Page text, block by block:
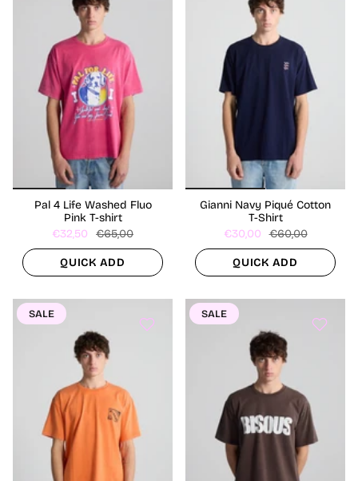
Pal 4 Life Washed Fluo
Pink T-shirt
€32,50
€65,00
QUICK ADD
Gianni Navy Piqué Cotton
T-Shirt
€30,00
€60,00
QUICK ADD
SALE SALE